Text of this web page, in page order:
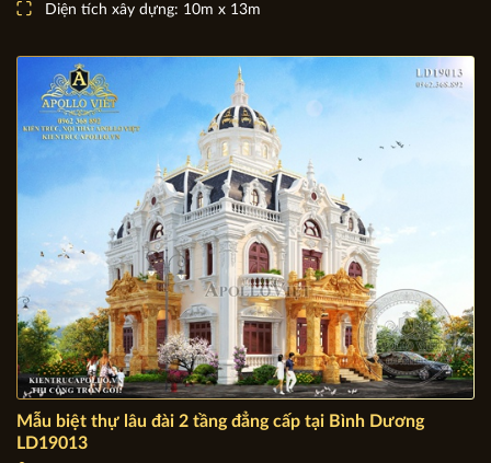
Diện tích xây dựng: 10m x 13m
Mẫu biệt thự lâu đài 2 tầng đẳng cấp tại Bình Dương
LD19013